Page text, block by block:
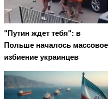
"Путин ждет тебя": в
Польше началось массовое
избиение украинцев